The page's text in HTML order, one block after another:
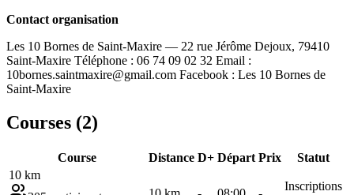
Contact organisation
Les 10 Bornes de Saint-Maxire — 22 rue Jérôme Dejoux, 79410
Saint-Maxire Téléphone : 06 74 09 02 32 Email :
10bornes.saintmaxire@gmail.com Facebook : Les 10 Bornes de
Saint-Maxire
Courses (2)
Course Distance D+ Départ Prix
Statut
10 km
Inscriptions